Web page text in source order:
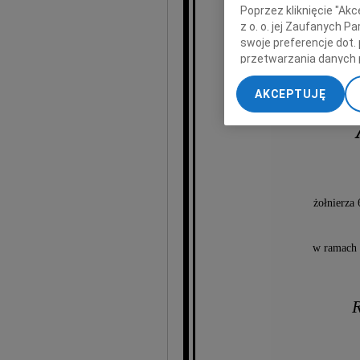
w
Poprzez kliknięcie
z o. o. jej Zaufanych
swoje preferencje dot.
przetwarzania danych
„Ustawienia
My, nasi Zaufani
dokładnych danych
Przechowywanie
AKCEPTUJĘ